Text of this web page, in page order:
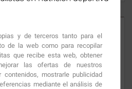
y de terceros tanto para el
de la web como para recopilar
que recibe esta web, obtener
las ofertas de nuestros
contenidos, mostrarle publicidad
mediante el análisis de